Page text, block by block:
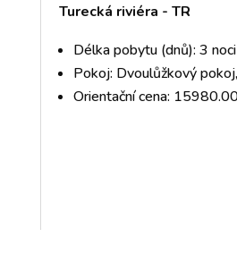
Turecká riviéra - TR
Délka pobytu (dnů): 3 noci
Pokoj: Dvoulůžkový
Orientační cena: